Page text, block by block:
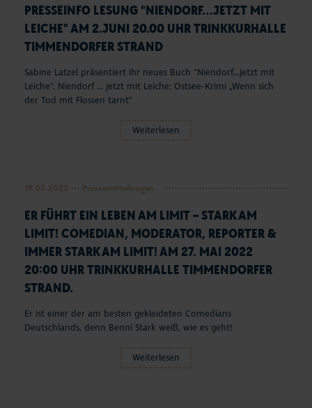
PRESSEINFO LESUNG "NIENDORF...JETZT MIT
LEICHE" AM 2.JUNI 20.00 UHR TRINKKURHALLE
TIMMENDORFER STRAND
Sabine Latzel präsentiert ihr neues Buch "Niendorf...jetzt mit
Leiche". Niendorf ... jetzt mit Leiche: Ostsee-Krimi „Wenn sich
der Tod mit Flossen tarnt"
Weiterlesen
ER FÜHRT EIN LEBEN AM LIMIT – STARK AM
LIMIT! COMEDIAN, MODERATOR, REPORTER &
IMMER STARK AM LIMIT! AM 27. MAI 2022
20:00 UHR TRINKKURHALLE TIMMENDORFER
STRAND.
Er ist einer der am besten gekleideten Comedians
Deutschlands, denn Benni Stark weiß, wie es geht!
Weiterlesen